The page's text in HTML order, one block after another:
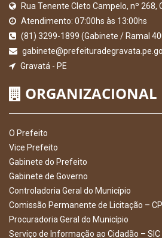
Rua Tenente Cleto Campelo, nº 268,
Atendimento: 07:00hs às 13:00hs
(81) 3299-1899 (Gabinete / Ramal
Gravatá - PE
ORGANIZACIONAL
O Prefeito
Vice Prefeito
Gabinete do Prefeito
Gabinete de Governo
Controladoria Geral do Município
Comissão Permanente de Licitação – CPL
Procuradoria Geral do Município
Serviço de Informação ao Cidadão – SIC